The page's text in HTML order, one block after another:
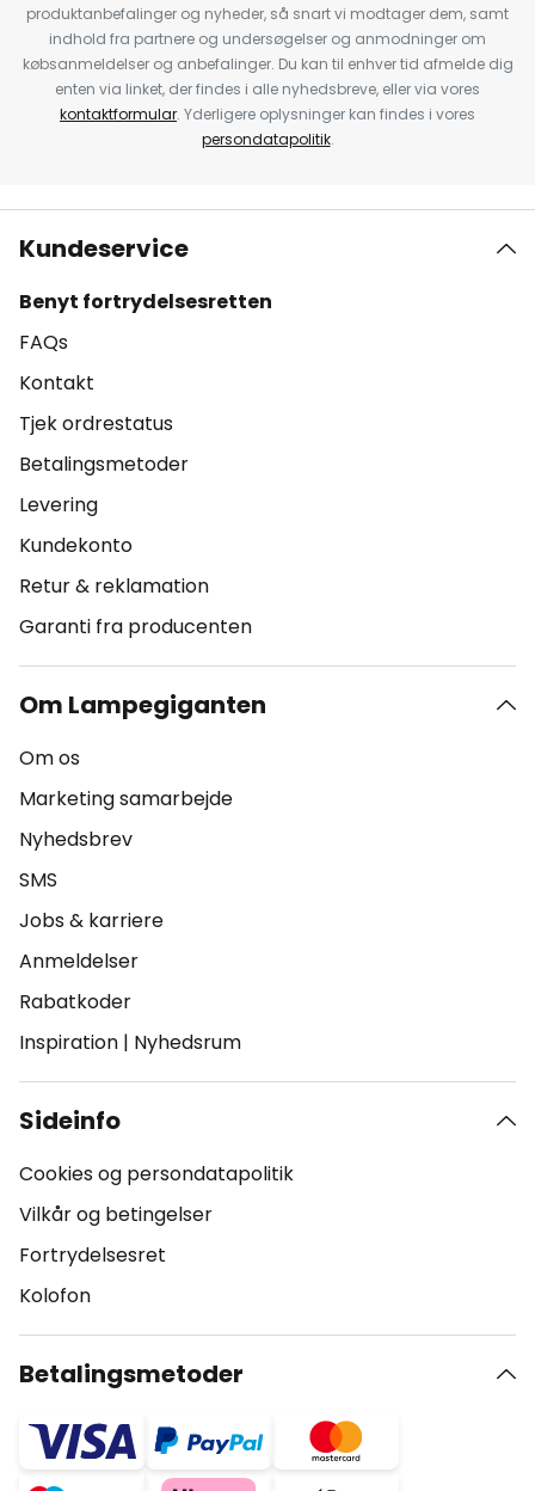
produktanbefalinger og nyheder, så snart vi modtager dem, samt
indhold fra partnere og undersøgelser og anmodninger om
købsanmeldelser og anbefalinger. Du kan til enhver tid afmelde dig
enten via linket, der findes i alle nyhedsbreve, eller via vores
kontaktformular. Yderligere oplysninger kan findes i vores
persondatapolitik.
Kundeservice
Benyt fortrydelsesretten
FAQs
Kontakt
Tjek ordrestatus
Betalingsmetoder
Levering
Kundekonto
Retur & reklamation
Garanti fra producenten
Om Lampegiganten
Om os
Marketing samarbejde
Nyhedsbrev
SMS
Jobs & karriere
Anmeldelser
Rabatkoder
Inspiration | Nyhedsrum
Sideinfo
Cookies og persondatapolitik
Vilkår og betingelser
Fortrydelsesret
Kolofon
Betalingsmetoder